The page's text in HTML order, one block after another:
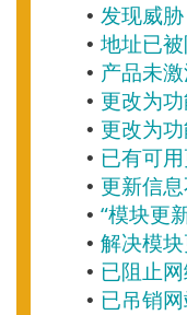
• 发现威胁
• 地址已
• 产品未
• 更改为
• 更改为
• 已有可
• 更新信
• “模块更
• 解决模
• 已阻止
• 已吊销